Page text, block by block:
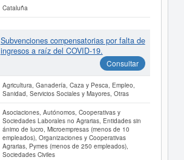
Cataluña
Subvenciones compensatorias por falta de
ingresos a raíz del COVID-19.
Consultar
Agricultura, Ganadería, Caza y Pesca, Empleo,
Sanidad, Servicios Sociales y Mayores, Otras
Asociaciones, Autónomos, Cooperativas y
Sociedades Laborales no Agrarias, Entidades sin
ánimo de lucro, Microempresas (menos de 10
empleados), Organizaciones y Cooperativas
Agrarias, Pymes (menos de 250 empleados),
Sociedades Civiles